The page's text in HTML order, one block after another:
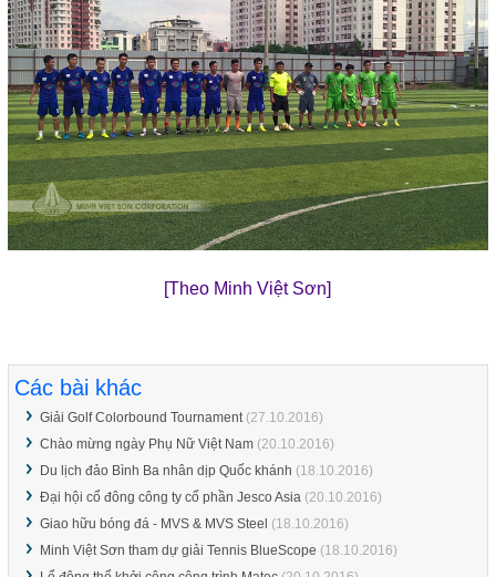
[Theo Minh Việt Sơn]
Các bài khác
Giải Golf Colorbound Tournament(27.10.2016)
Chào mừng ngày Phụ Nữ Việt Nam(20.10.2016)
Du lịch đảo Bình Ba nhân dịp Quốc khánh (18.10.2016)
Đại hội cổ đông công ty cổ phần Jesco Asia (20.10.2016)
Giao hữu bóng đá - MVS & MVS Steel (18.10.2016)
Minh Việt Sơn tham dự giải Tennis BlueScope (18.10.2016)